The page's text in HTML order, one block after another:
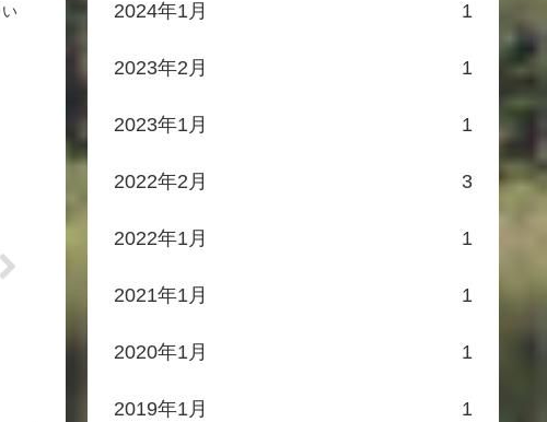
2024年1月 1
2023年2月 1
2023年1月 1
2022年2月 3
2022年1月 1
2021年1月 1
2020年1月 1
2019年1月 1